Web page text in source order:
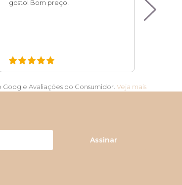
gosto! Bom preço!
Avaliações do Consumidor. Veja mais
Assinar